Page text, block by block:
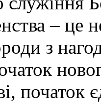
– це
з
початок